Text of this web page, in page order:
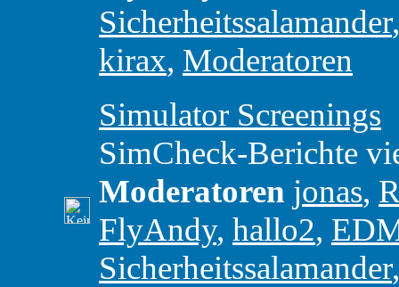
Sicherheitssalamander
kirax, Moderatoren
Simulator Screenings
SimCheck-Berichte
Moderatoren jonas,
FlyAndy, hallo2,
Sicherheitssalamander